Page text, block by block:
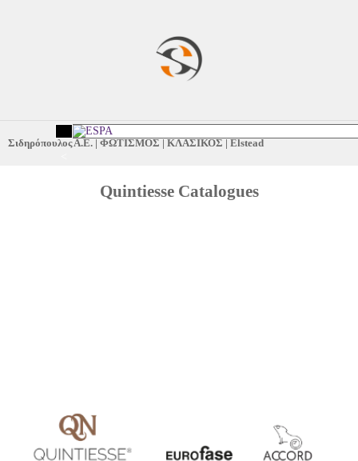
Σιδηρόπουλος Α.Ε. | ΦΩΤΙΣΜΟΣ | ΚΛΑΣΙΚΟΣ | Elstead
Quintiesse Catalogues